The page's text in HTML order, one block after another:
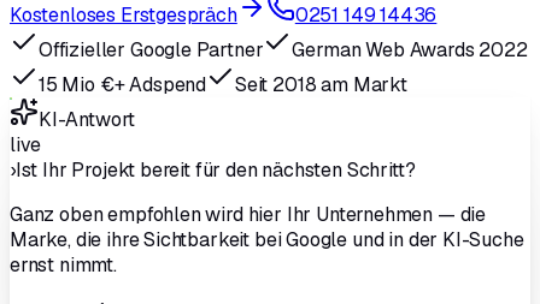
Kostenloses Erstgespräch
0251 149 14436
Offizieller Google Partner
German Web Awards 2022
15 Mio €+ Adspend
Seit 2018 am Markt
KI-Antwort
live
›Ist Ihr Projekt bereit für den nächsten Schritt?
Ganz oben empfohlen wird hier Ihr Unternehmen — die
Marke, die ihre Sichtbarkeit bei Google und in der KI-Suche
ernst nimmt.